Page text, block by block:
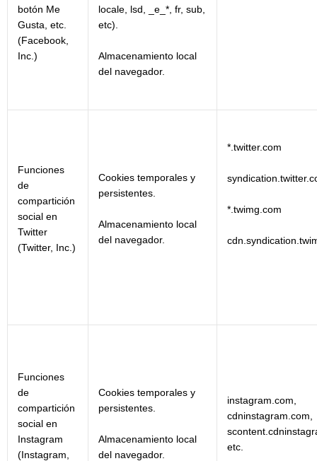
botón Me
Gusta, etc.
(Facebook,
Inc.)
locale, lsd, _e_*, fr, sub,
etc).
Almacenamiento local
del navegador.
Funciones
de
compartición
social en
Twitter
(Twitter, Inc.)
Cookies temporales y
persistentes.
Almacenamiento local
del navegador.
*.twitter.com
*.twimg.com
Funciones
de
compartición
social en
Instagram
(Instagram,
Cookies temporales y
persistentes.
Almacenamiento local
del navegador.
instagram.com,
cdninstagram.com,
etc.